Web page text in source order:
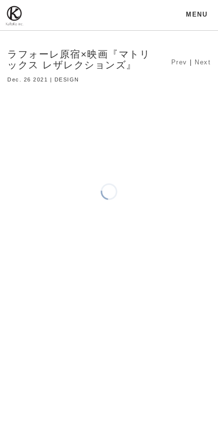
MENU
ラフォーレ原宿×映画『マトリ
ックス レザレクションズ』
Dec. 26 2021 | DESIGN
Prev Next